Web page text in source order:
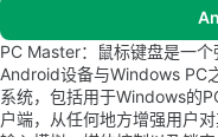
PC Master：鼠标键盘是一
Android设备与Windows PC
系统，包括用于Windows的
户端，从任何地方增强用户